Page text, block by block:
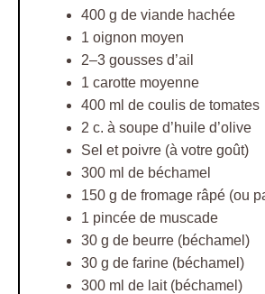
400 g de viande hachée
1 oignon moyen
2–3 gousses d’ail
1 carotte moyenne
400 ml de coulis de tomates
2 c. à soupe d’huile d’olive
Sel et poivre (à votre goût)
300 ml de béchamel
150 g de fromage râpé (ou
1 pincée de muscade
30 g de beurre (béchamel)
30 g de farine (béchamel)
300 ml de lait (béchamel)